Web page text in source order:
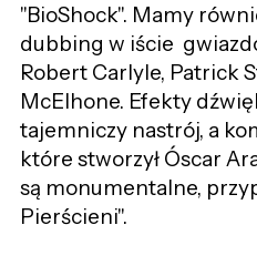
"BioShock". Mamy
dubbing w iście
Robert Carlyle, Patrick
McElhone. Efekty
tajemniczy nastrój, a
które stworzył Óscar
są monumentalne,
Pierścieni".